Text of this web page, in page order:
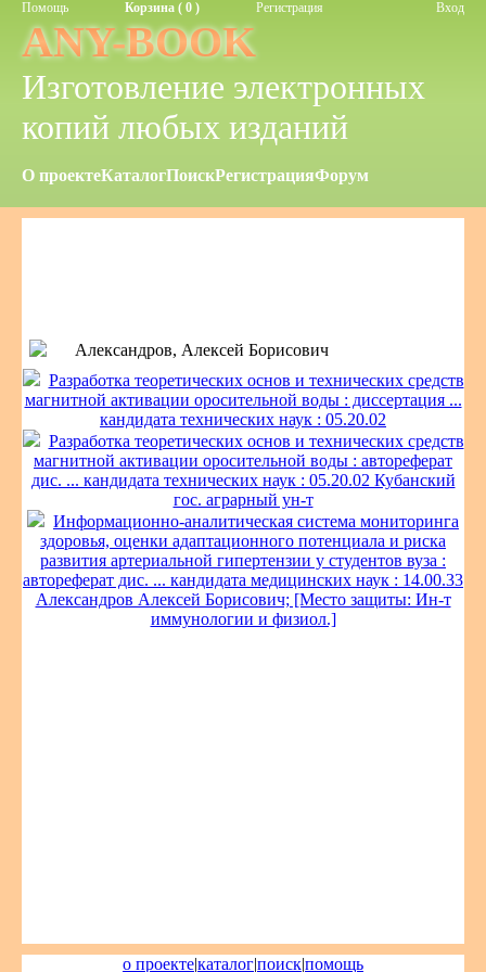
Помощь Корзина ( 0 ) Регистрация Вход
ANY-BOOK
Изготовление электронных
копий любых изданий
О проектеКаталогПоискРегистрацияФорум
Александров, Алексей Борисович
Разработка теоретических основ и технических средств
магнитной активации оросительной воды : диссертация ...
кандидата технических наук : 05.20.02
Разработка теоретических основ и технических средств
магнитной активации оросительной воды : автореферат
дис. ... кандидата технических наук : 05.20.02 Кубанский
гос. аграрный ун-т
Информационно-аналитическая система мониторинга
здоровья, оценки адаптационного потенциала и риска
развития артериальной гипертензии у студентов вуза :
автореферат дис. ... кандидата медицинских наук : 14.00.33
Александров Алексей Борисович; [Место защиты: Ин-т
иммунологии и физиол.]
о проекте|каталог|поиск|помощь